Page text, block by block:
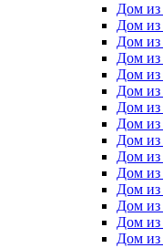
Дом из
Дом из
Дом из
Дом из
Дом из
Дом из
Дом из
Дом из
Дом из
Дом из
Дом из
Дом из
Дом из
Дом из
Дом из